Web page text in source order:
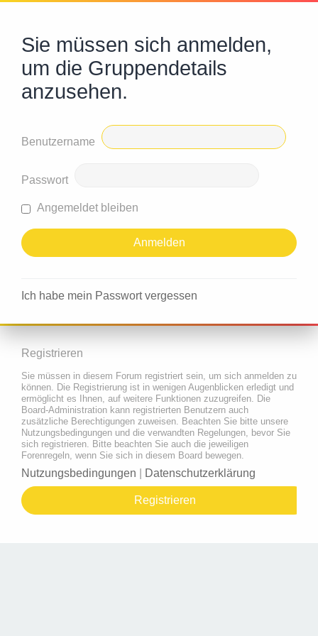
Sie müssen sich anmelden,
um die Gruppendetails
anzusehen.
Benutzername
Passwort
Angemeldet bleiben
Ich habe mein Passwort vergessen
Registrieren
Sie müssen in diesem Forum registriert sein, um sich anmelden zu
können. Die Registrierung ist in wenigen Augenblicken erledigt und
ermöglicht es Ihnen, auf weitere Funktionen zuzugreifen. Die
Board-Administration kann registrierten Benutzern auch
zusätzliche Berechtigungen zuweisen. Beachten Sie bitte unsere
Nutzungsbedingungen und die verwandten Regelungen, bevor Sie
sich registrieren. Bitte beachten Sie auch die jeweiligen
Forenregeln, wenn Sie sich in diesem Board bewegen.
Nutzungsbedingungen Datenschutzerklärung
Registrieren